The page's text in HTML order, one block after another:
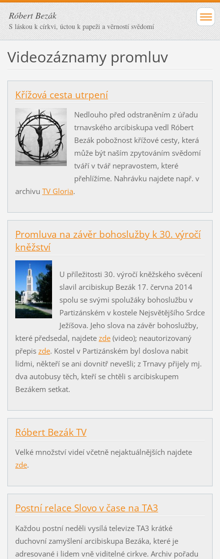
Róbert Bezák
S láskou k církvi, úctou k papeži a věrností svědomí
Videozáznamy promluv
Křížová cesta utrpení
Nedlouho před odstraněním z úřadu
trnavského arcibiskupa vedl Róbert
Bezák pobožnost křížové cesty, která
může být naším zpytováním svědomí
tváří v tvář nepravostem, které
přehlížíme. Nahrávku najdete např. v
archivu TV Gloria.
Promluva na závěr bohoslužby k 30. výročí
kněžství
U příležitosti 30. výročí kněžského svěcení
slavil arcibiskup Bezák 17. června 2014
spolu se svými spolužáky bohoslužbu v
Partizánském v kostele Nejsvětějšího Srdce
Ježíšova. Jeho slova na závěr bohoslužby,
které předsedal, najdete zde(video); neautorizovaný
přepis zde. Kostel v Partizánském byl doslova nabit
lidmi, někteří se ani dovnitř nevešli; z Trnavy přijely mj.
dva autobusy těch, kteří se chtěli s arcibiskupem
Bezákem setkat.
Róbert Bezák TV
Velké množství videí včetně nejaktuálnějších najdete
zde.
Postní relace Slovo v čase na TA3
Každou postní neděli vysílá televize TA3 krátké
duchovní zamyšlení arcibiskupa Bezáka, které je
adresované i lidem vně viditelné cirkve. Archiv pořadu